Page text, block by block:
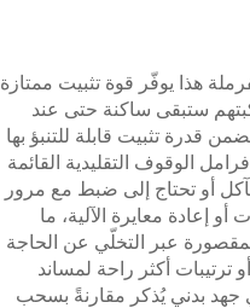
هذا يوفّر قوة تثبيت ممتازة
ستبقى ساكنة حتى عند
قدرة تثبيت قابلة للتنبؤ بها
الوقوف التقليدية القائمة
أو تحتاج إلى ضبط مع مرور
إعادة معايرة الآلية، ما
عبر التخلّي عن الحاجة
أكثر راحة لمساند
جهد بدني يُذكر مقارنةً بسحب